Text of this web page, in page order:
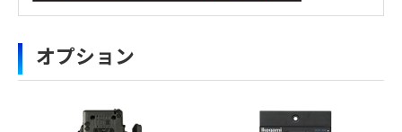
■ EFPアプリケーション(HDK-5500 + FA)
HDK-5500 定格・性能
操作方式
撮像素子 2/3型 3CMOS
・
アイコンのファイルは個人情報の入力が必須と
なります。「選択する」をクリックしてください。
のアイコンの場合はファイル名をクリックするとダウン
ロードできます。
オプション